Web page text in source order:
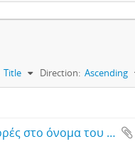
Title Direction: Ascending
Κριτικές από εφημερίδες, περιοδικά, αποκόμματα από αναφορές στο όνομα του Σόλωνα Μιχαηλίδη